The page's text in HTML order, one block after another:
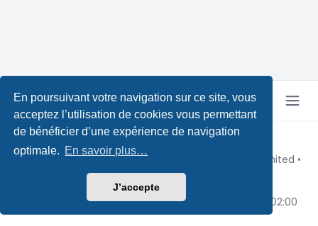
En poursuivant votre navigation sur ce site, vous
acceptez l’utilisation de cookies vous permettant
de bénéficier d’une expérience de navigation
optimale. En savoir plus…
J’accepte
Copyright © Pokeforum 2026
Développé par phpBB® Forum Software © phpBB Limited •
Leenoz
Traduction française officielle
Confidentialité|Conditions|Fuseau horaire sur UTC+02:00